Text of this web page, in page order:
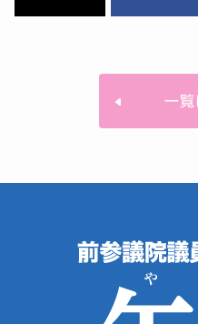
一覧